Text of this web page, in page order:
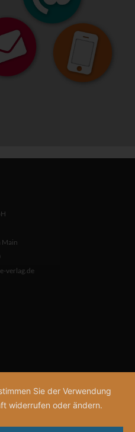
Main
verlag.de
Sie der Verwendung
widerrufen oder ändern.